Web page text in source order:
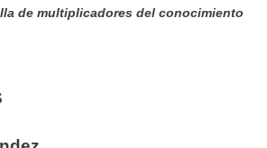
de multiplicadores del conocimiento